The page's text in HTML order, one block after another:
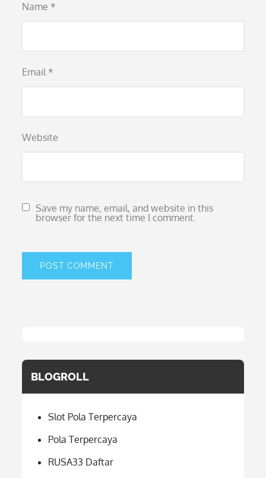
Name *
Email *
Website
Save my name, email, and website in this
browser for the next time I comment.
BLOGROLL
Slot Pola Terpercaya
Pola Terpercaya
RUSA33 Daftar